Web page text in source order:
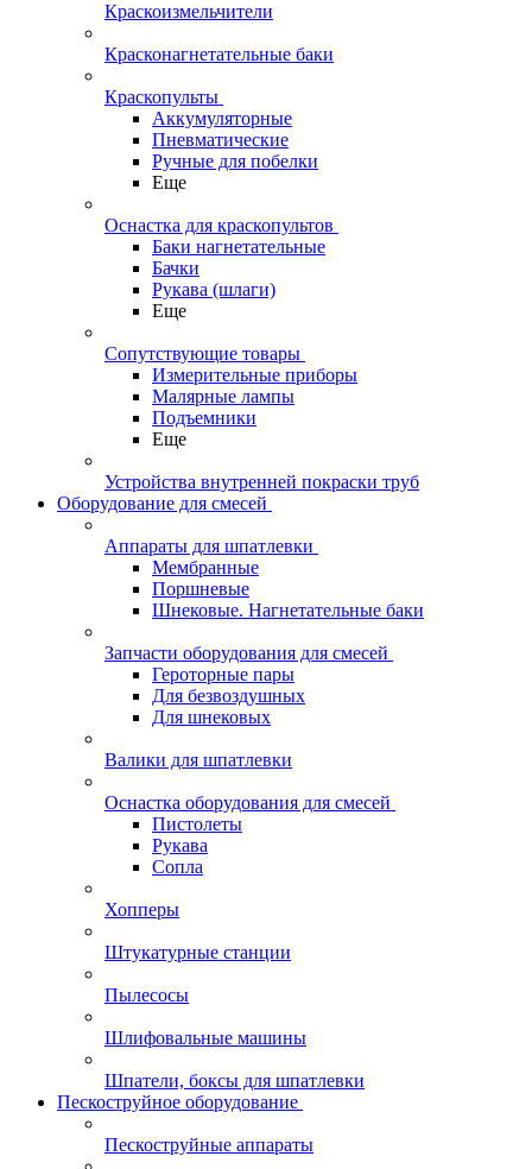
Краскоизмельчители
Красконагнетательные баки
Краскопульты
Аккумуляторные
Пневматические
Ручные для побелки
Еще
Оснастка для краскопультов
Баки нагнетательные
Бачки
Рукава (шлаги)
Еще
Сопутствующие товары
Измерительные приборы
Малярные лампы
Подъемники
Еще
Устройства внутренней покраски труб
Оборудование для смесей
Аппараты для шпатлевки
Мембранные
Поршневые
Шнековые. Нагнетательные баки
Запчасти оборудования для смесей
Героторные пары
Для безвоздушных
Для шнековых
Валики для шпатлевки
Оснастка оборудования для смесей
Пистолеты
Рукава
Сопла
Хопперы
Штукатурные станции
Пылесосы
Шлифовальные машины
Шпатели, боксы для шпатлевки
Пескоструйное оборудование
Пескоструйные аппараты